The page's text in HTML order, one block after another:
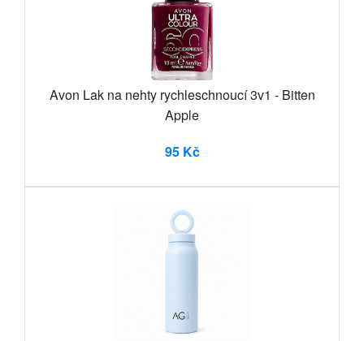
Avon Lak na nehty rychleschnoucí 3v1 - Bitten
Apple
95 Kč